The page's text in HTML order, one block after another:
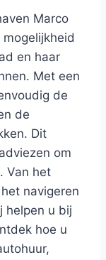
Marco
en haar
Met een
de
de
Dit
om
Van het
navigeren
helpen u bij
hoe u